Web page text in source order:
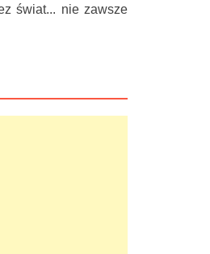
świat... nie zawsze